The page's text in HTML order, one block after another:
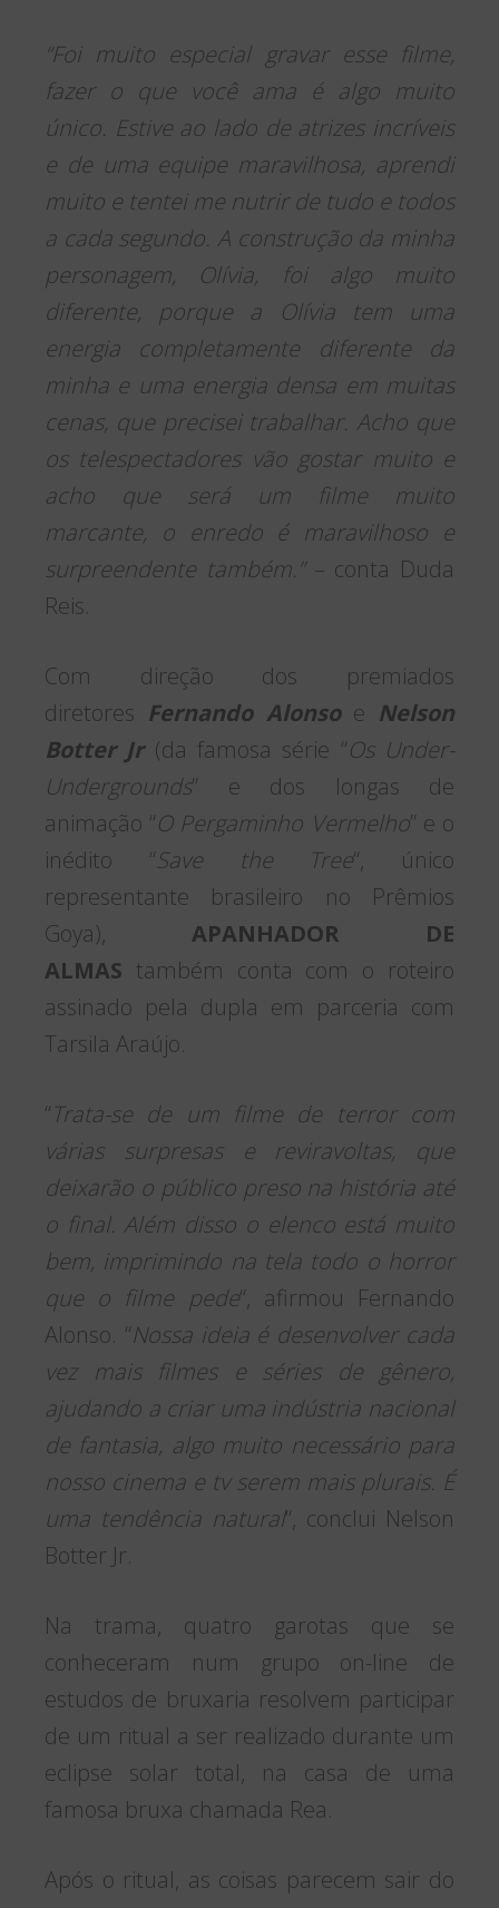
“Foi muito especial gravar esse filme,
fazer o que você ama é algo muito
único. Estive ao lado de atrizes incríveis
e de uma equipe maravilhosa, aprendi
muito e tentei me nutrir de tudo e todos
a cada segundo. A construção da minha
personagem, Olívia, foi algo muito
diferente, porque a Olívia tem uma
energia completamente diferente da
minha e uma energia densa em muitas
cenas, que precisei trabalhar. Acho que
os telespectadores vão gostar muito e
acho que será um filme muito
marcante, o enredo é maravilhoso e
surpreendente também.”– conta Duda
Reis.
Com direção dos premiados
diretores Fernando Alonsoe Nelson
Botter Jr(da famosa série “Os Under-
Undergrounds” e dos longas de
animação “O Pergaminho Vermelho” e o
inédito “Save the Tree“, único
representante brasileiro no Prêmios
Goya), APANHADOR DE
ALMAS também conta com o roteiro
assinado pela dupla em parceria com
Tarsila Araújo.
“ Trata-se de um filme de terror com
várias surpresas e reviravoltas, que
deixarão o público preso na história até
o final. Além disso o elenco está muito
bem, imprimindo na tela todo o horror
que o filme pede“, afirmou Fernando
Alonso. “Nossa ideia é desenvolver cada
vez mais filmes e séries de gênero,
ajudando a criar uma indústria nacional
de fantasia, algo muito necessário para
nosso cinema e tv serem mais plurais. É
uma tendência natural“, conclui Nelson
Botter Jr.
Na trama, quatro garotas que se
conheceram num grupo on-line de
estudos de bruxaria resolvem participar
de um ritual a ser realizado durante um
eclipse solar total, na casa de uma
famosa bruxa chamada Rea.
Após o ritual, as coisas parecem sair do